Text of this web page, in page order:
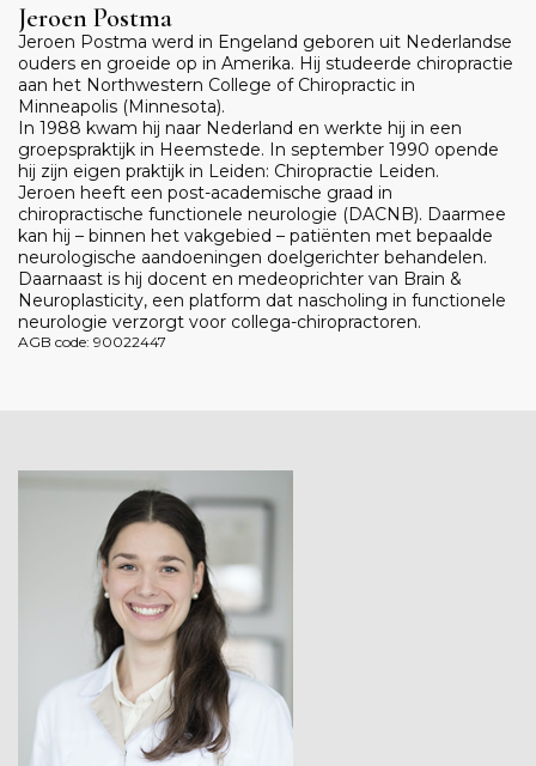
Jeroen Postma
Jeroen Postma werd in Engeland geboren uit Nederlandse
ouders en groeide op in Amerika. Hij studeerde chiropractie
aan het Northwestern College of Chiropractic in
Minneapolis (Minnesota).
In 1988 kwam hij naar Nederland en werkte hij in een
groepspraktijk in Heemstede. In september 1990 opende
hij zijn eigen praktijk in Leiden: Chiropractie Leiden.
Jeroen heeft een post-academische graad in
chiropractische functionele neurologie (DACNB). Daarmee
kan hij – binnen het vakgebied – patiënten met bepaalde
neurologische aandoeningen doelgerichter behandelen.
Daarnaast is hij docent en medeoprichter van Brain &
Neuroplasticity, een platform dat nascholing in functionele
neurologie verzorgt voor collega-chiropractoren.
AGB code: 90022447